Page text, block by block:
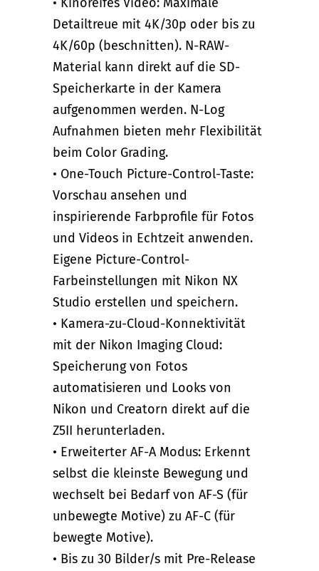
Detailtreue mit 4K/30p oder bis zu
4K/60p (beschnitten). N-RAW-
Material kann direkt auf die SD-
Speicherkarte in der Kamera
aufgenommen werden. N-Log
Aufnahmen bieten mehr Flexibilität
beim Color Grading.
• One-Touch Picture-Control-Taste:
Vorschau ansehen und
inspirierende Farbprofile für Fotos
und Videos in Echtzeit anwenden.
Eigene Picture-Control-
Farbeinstellungen mit Nikon NX
Studio erstellen und speichern.
• Kamera-zu-Cloud-Konnektivität
mit der Nikon Imaging Cloud:
Speicherung von Fotos
automatisieren und Looks von
Nikon und Creatorn direkt auf die
Z5II herunterladen.
• Erweiterter AF-A Modus: Erkennt
selbst die kleinste Bewegung und
wechselt bei Bedarf von AF-S (für
unbewegte Motive) zu AF-C (für
bewegte Motive).
• Bis zu 30 Bilder/s mit Pre-Release